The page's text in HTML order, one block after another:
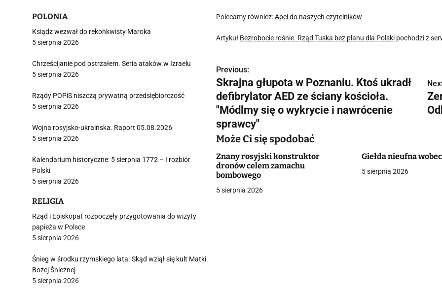
Polecamy również:Apel do naszych czytelników
Artykuł Bezrobocie rośnie. Rząd Tuska bez planu dla Polski pochodzi z
N
a
w
i
a
c
Previous:
Skrajna głupota w Poznaniu. Ktoś ukradł
defibrylator AED ze ściany kościoła.
"Módlmy się o wykrycie i nawrócenie
sprawcy"
Może Ci się spodobać
Znany rosyjski konstruktor
dronów celem zamachu
bombowego
5 sierpnia 2026
Giełda nieufna
5 sierpnia 2026
POLONIA
Ksiądz wezwał do rekonkwisty Maroka
5 sierpnia 2026
Chrześcijanie pod ostrzałem. Seria ataków w Izraelu
5 sierpnia 2026
Rządy POPiS niszczą prywatną przedsiębiorczość
5 sierpnia 2026
Wojna rosyjsko-ukraińska. Raport 05.08.2026
5 sierpnia 2026
Kalendarium historyczne: 5 sierpnia 1772 – I rozbiór
Polski
5 sierpnia 2026
RELIGIA
Rząd i Episkopat rozpoczęły przygotowania do wizyty
papieża w Polsce
5 sierpnia 2026
Śnieg w środku rzymskiego lata. Skąd wziął się kult Matki
Bożej Śnieżnej
5 sierpnia 2026